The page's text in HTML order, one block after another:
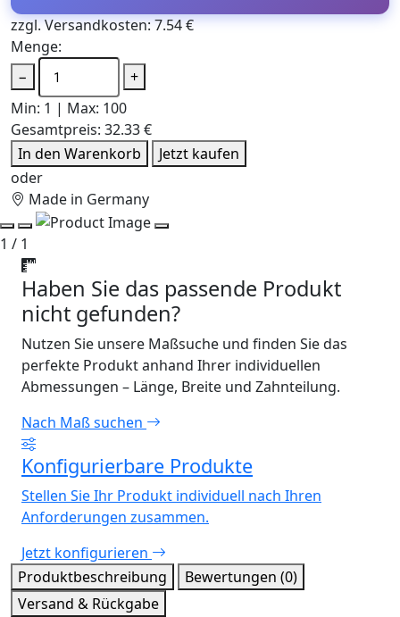
zzgl. Versandkosten: 7.54 €
Menge:
−
+
Min: 1 | Max: 100
Gesamtpreis: 32.33 €
In den Warenkorb
Jetzt kaufen
oder
Made in Germany
1 / 1
Haben Sie das passende Produkt
nicht gefunden?
Nutzen Sie unsere Maßsuche und finden Sie das
perfekte Produkt anhand Ihrer individuellen
Abmessungen – Länge, Breite und Zahnteilung.
Nach Maß suchen
Konfigurierbare Produkte
Stellen Sie Ihr Produkt individuell nach Ihren
Anforderungen zusammen.
Jetzt konfigurieren
Produktbeschreibung
Bewertungen (0)
Versand & Rückgabe